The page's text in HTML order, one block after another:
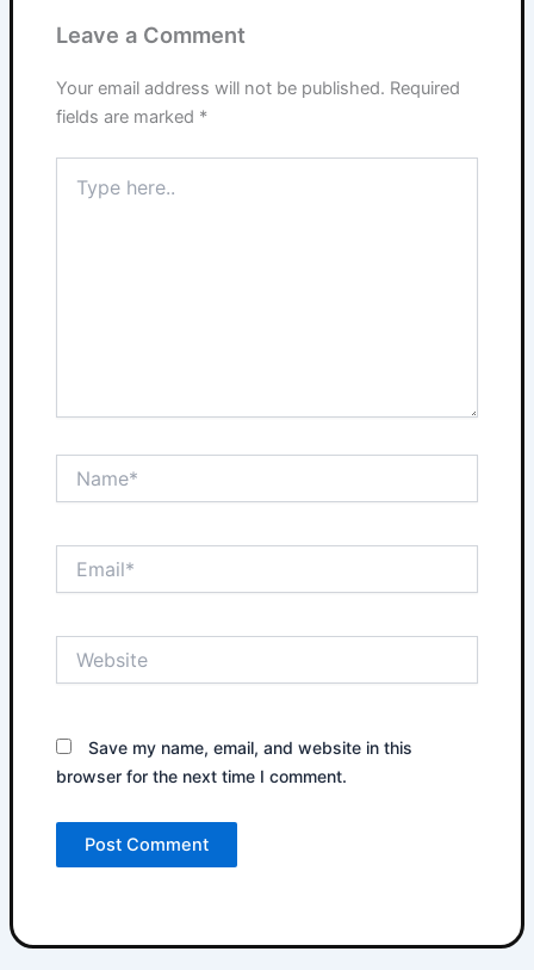
Leave a Comment
Your email address will not be published. Required
fields are marked *
here..
Save my name, email, and website in this
browser for the next time I comment.